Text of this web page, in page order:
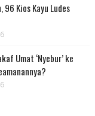
96 Kios Kayu Ludes
Umat ‘Nyebur’ ke